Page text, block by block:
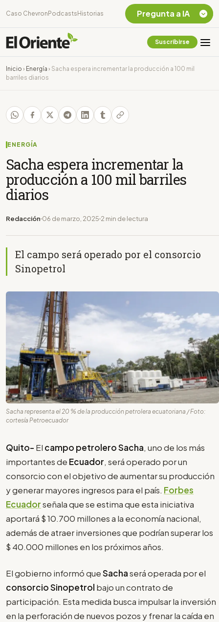
Caso Chevron Podcasts Historias
Suscribirse
Inicio › Energía › Sacha espera incrementar la producción a 100 mil
barriles diarios
ENERGÍA
Sacha espera incrementar la
producción a 100 mil barriles
diarios
Redacción 06 de marzo, 2025 2 min de lectura
El campo será operado por el consorcio
Sinopetrol
Sacha representa el 20 % de la producción petrolera ecuatoriana / Foto:
cortesía Petroecuador
Quito- El campo petrolero Sacha, uno de los más
importantes de Ecuador, será operado por un
consorcio con el objetivo de aumentar su producción
y generar mayores ingresos para el país. Forbes
Ecuadorseñala que se estima que esta iniciativa
aportará $ 10.700 millones a la economía nacional,
además de atraer inversiones que podrían superar los
$ 40.000 millones en los próximos años.
El gobierno informó queSachaserá operada por el
consorcio Sinopetrol bajo un contrato de
participación. Esta medida busca impulsar la inversión
en la perforación de nuevos pozos y frenar la caída en
Pregunta a IA
Chevron Ecuador